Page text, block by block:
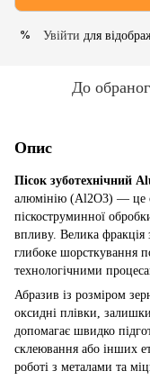
% Увійти для
До
Опис
Пісок зуботехнічний
алюмінію (Al2O3) — це
піскоструминної
впливу. Велика фракція
глибоке шорсткування
технологічними
Абразив із розміром
оксидні плівки,
допомагає швидко
склеювання або інших
роботі з металами та